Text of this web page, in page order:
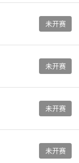
未开赛
未开赛
未开赛
未开赛